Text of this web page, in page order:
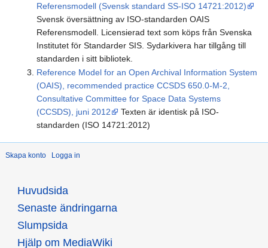
Referensmodell (Svensk standard SS-ISO 14721:2012)
Svensk översättning av ISO-standarden OAIS
Referensmodell. Licensierad text som köps från Svenska
Institutet för Standarder SIS. Sydarkivera har tillgång till
standarden i sitt bibliotek.
Reference Model for an Open Archival Information System
(OAIS), recommended practice CCSDS 650.0-M-2,
Consultative Committee for Space Data Systems
(CCSDS), juni 2012
Texten är identisk på ISO-
standarden (ISO 14721:2012)
Skapa konto Logga in
Huvudsida
Senaste ändringarna
Slumpsida
Hjälp om MediaWiki